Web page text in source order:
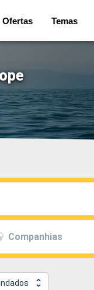
Ofertas Temas
Companhias